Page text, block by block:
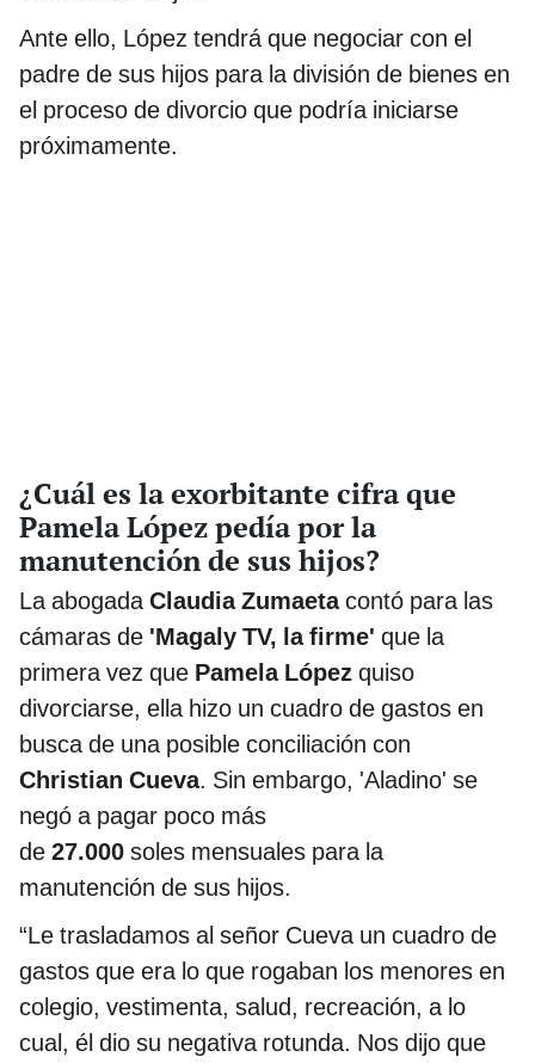
Ante ello, López tendrá que negociar con el
padre de sus hijos para la división de bienes en
el proceso de divorcio que podría iniciarse
próximamente.
¿Cuál es la exorbitante cifra que
Pamela López pedía por la
manutención de sus hijos?
La abogadaClaudia Zumaetacontó para las
cámaras de 'Magaly TV, la firme' que la
primera vez que Pamela López quiso
divorciarse, ella hizo un cuadro de gastos en
busca de una posible conciliación con
Christian Cueva. Sin embargo, 'Aladino' se
negó a pagar poco más
de 27.000 soles mensuales para la
manutención de sus hijos.
“Le trasladamos al señor Cueva un cuadro de
gastos que era lo que rogaban los menores en
colegio, vestimenta, salud, recreación, a lo
cual, él dio su negativa rotunda. Nos dijo que